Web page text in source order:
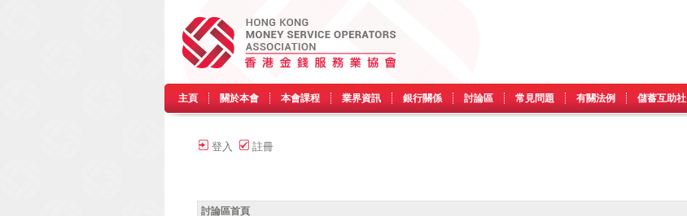
主頁 關於本會 本會課程 業界資訊 銀行關係 討論區 常見問題 有關法例 儲蓄互助社
登入 註冊
討論區首頁